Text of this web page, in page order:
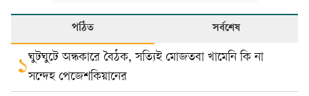
পঠিত সর্বশেষ
১ঘুটঘুটে অন্ধকারে বৈঠক, সত্যিই মোজতবা খামেনি কি না
সন্দেহ পেজেশকিয়ানের